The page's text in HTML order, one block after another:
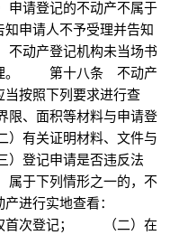
请登记的不动产不属于
申请人不予受理并告知
动产登记机构未当场书
理。 第十八条 不动产
按照下列要求进行查
、面积等材料与申请登
有关证明材料、文件与
登记申请是否违反法
于下列情形之一的，不
产进行实地查看：
权首次登记； （二）在